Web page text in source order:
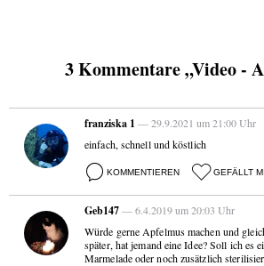
3 Kommentare „Video -
franziska 1 — 29.9.2021 um 21:00 Uhr
einfach, schnell und köstlich
KOMMENTIEREN GEFÄLLT
Geb147— 6.4.2019 um 20:03 Uhr
Würde gerne Apfelmus machen und
später, hat jemand eine Idee? Soll ich es
Marmelade oder noch zusätzlich